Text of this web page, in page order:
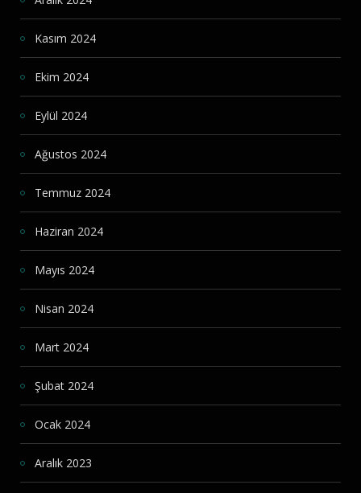
Kasım 2024
Ekim 2024
Eylül 2024
Ağustos 2024
Temmuz 2024
Haziran 2024
Mayıs 2024
Nisan 2024
Mart 2024
Şubat 2024
Ocak 2024
Aralık 2023